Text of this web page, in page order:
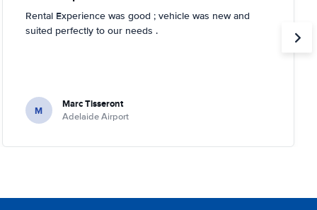
Rental Experience was good ; vehicle was new and
suited perfectly to our needs .
M Marc Tisseront
Adelaide Airport